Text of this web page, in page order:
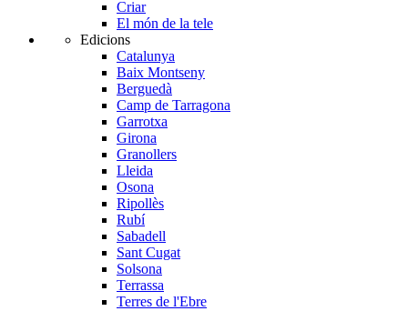
Criar
El món de la tele
Edicions
Catalunya
Baix Montseny
Berguedà
Camp de Tarragona
Garrotxa
Girona
Granollers
Lleida
Osona
Ripollès
Rubí
Sabadell
Sant Cugat
Solsona
Terrassa
Terres de l'Ebre